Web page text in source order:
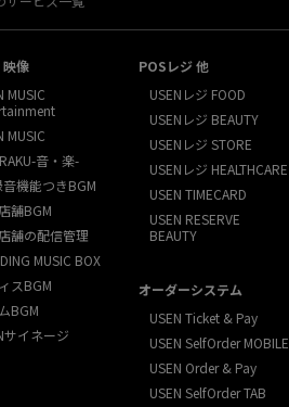
映像
MUSIC
MUSIC
音・楽-
音機能つきBGM
舗BGM
舗の配信管理
MUSIC BOX
スBGM
BGM
サイネージ
POSレジ 他
USENレジ FOOD
USENレジ BEAUTY
USENレジ STORE
USENレジ HEALTHCARE
USEN TIMECARD
USEN RESERVE
BEAUTY
オーダーシステム
USEN Ticket & Pay
USEN SelfOrder MOBILE
USEN Order & Pay
USEN SelfOrder TAB